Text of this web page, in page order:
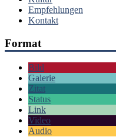
Empfehlungen
Kontakt
Format
Bild
Galerie
Zitat
Status
Link
Video
Audio